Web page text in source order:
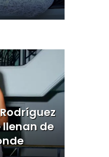
llenan de